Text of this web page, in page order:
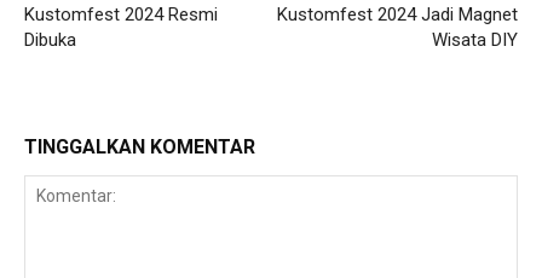
Kustomfest 2024 Resmi
Dibuka
Kustomfest 2024 Jadi Magnet
Wisata DIY
TINGGALKAN KOMENTAR